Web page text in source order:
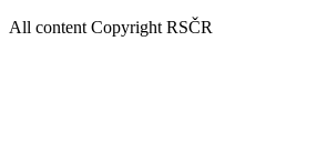
All content Copyright RSČR